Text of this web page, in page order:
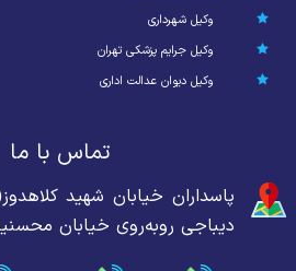
وکیل شهرداری
وکیل جرایم پزشکی تهران
وکیل دیوان عدالت اداری
تماس با ما
پاسداران خیابان شهید
دیباجی روبه‌روی خیابان محسنیان